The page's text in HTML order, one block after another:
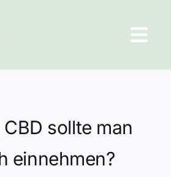
sollte man
einnehmen?